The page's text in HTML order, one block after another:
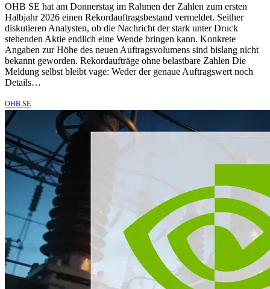
OHB SE hat am Donnerstag im Rahmen der Zahlen zum ersten
Halbjahr 2026 einen Rekordauftragsbestand vermeldet. Seither
diskutieren Analysten, ob die Nachricht der stark unter Druck
stehenden Aktie endlich eine Wende bringen kann. Konkrete
Angaben zur Höhe des neuen Auftragsvolumens sind bislang nicht
bekannt geworden. Rekordaufträge ohne belastbare Zahlen Die
Meldung selbst bleibt vage: Weder der genaue Auftragswert noch
Details…
OHB SE